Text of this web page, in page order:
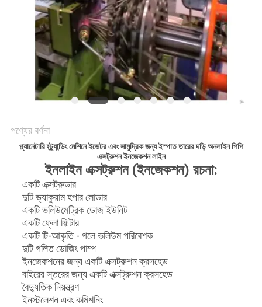
PRIVACY
POLICY
পণ্যের বর্ণনা
প্ল্যানেটারি স্ট্র্যান্ডিং মেশিনে ইভেটর এবং সামুদ্রিক জন্য ইস্পাত তারের দড়ি অনলাইন পিপি
এক্সট্রুশন ইনজেকশন লাইন
ইনলাইন এক্সট্রুশন (ইনজেকশন) রচনা:
একটি এক্সট্রুডার
দুটি ভ্যাকুয়াম হপার লোডার
একটি ভলিউমেট্রিক ডোজ ইউনিট
একটি ফ্লো ফিল্টার
একটি টি-আকৃতি - গলে ভলিউম পরিবেশক
দুটি গলিত ডোজিং পাম্প
ইনজেকশনের জন্য একটি এক্সট্রুশন ক্রসহেড
বাইরের স্তরের জন্য একটি এক্সট্রুশন ক্রসহেড
বৈদ্যুতিক নিয়ন্ত্রণ
ইনস্টলেশন এবং কমিশনিং